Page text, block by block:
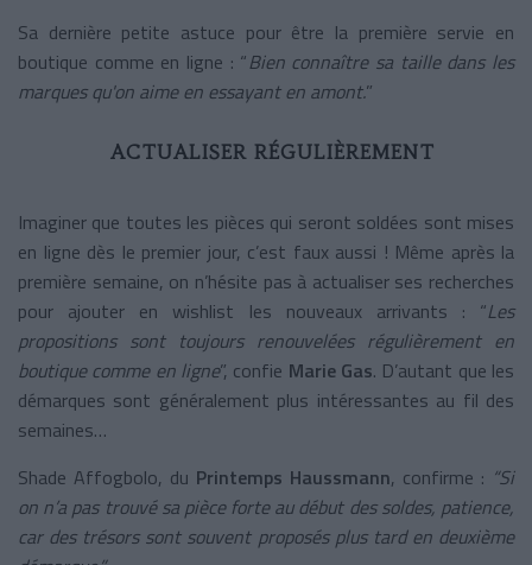
Sa dernière petite astuce pour être la première servie en
boutique comme en ligne : “Bien connaître sa taille dans les
marques qu'on aime en essayant en amont.”
ACTUALISER RÉGULIÈREMENT
Imaginer que toutes les pièces qui seront soldées sont mises
en ligne dès le premier jour, c’est faux aussi ! Même après la
première semaine, on n’hésite pas à actualiser ses recherches
pour ajouter en wishlist les nouveaux arrivants : “Les
propositions sont toujours renouvelées régulièrement en
boutique comme en ligne”, confie Marie Gas. D’autant que les
démarques sont généralement plus intéressantes au fil des
semaines…
Shade Affogbolo, du Printemps Haussmann, confirme : “Si
on n’a pas trouvé sa pièce forte au début des soldes, patience,
car des trésors sont souvent proposés plus tard en deuxième